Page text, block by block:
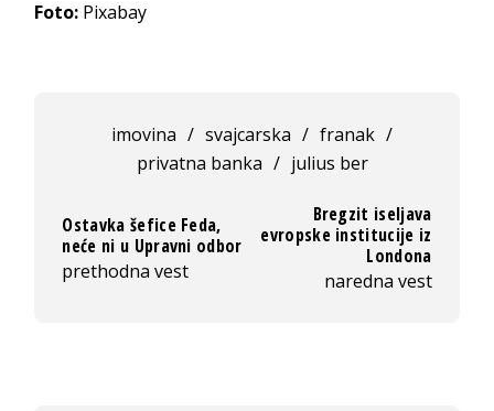
Foto: Pixabay
imovina / svajcarska / franak /
privatna banka / julius ber
Ostavka šefice Feda,
neće ni u Upravni odbor
prethodna vest
Bregzit iseljava
evropske institucije iz
Londona
naredna vest